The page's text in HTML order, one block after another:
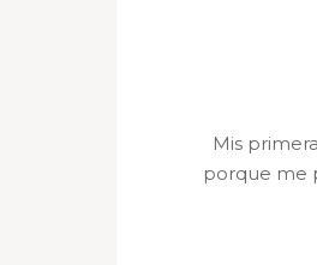
Mis
porque me